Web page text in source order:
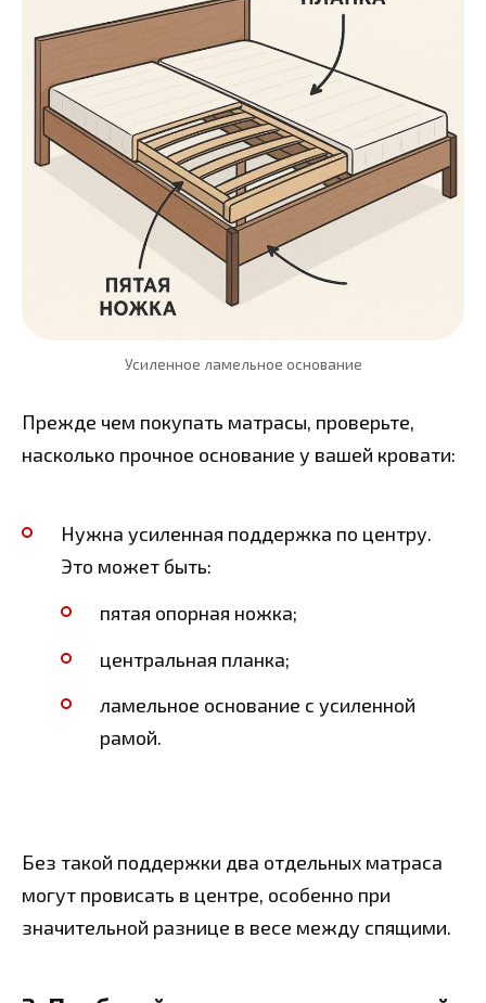
Усиленное ламельное основание
Прежде чем покупать матрасы, проверьте,
насколько прочное основание у вашей кровати:
Нужна усиленная поддержка по центру.
Это может быть:
пятая опорная ножка;
центральная планка;
ламельное основание с усиленной
рамой.
Без такой поддержки два отдельных матраса
могут провисать в центре, особенно при
значительной разнице в весе между спящими.